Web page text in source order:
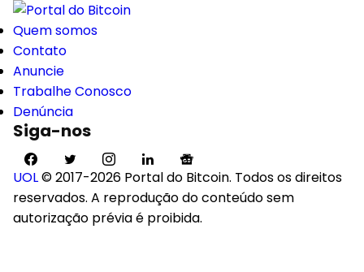
Quem somos
Contato
Anuncie
Trabalhe Conosco
Denúncia
Siga-nos
UOL© 2017-2026 Portal do Bitcoin. Todos os direitos
reservados. A reprodução do conteúdo sem
autorização prévia é proibida.